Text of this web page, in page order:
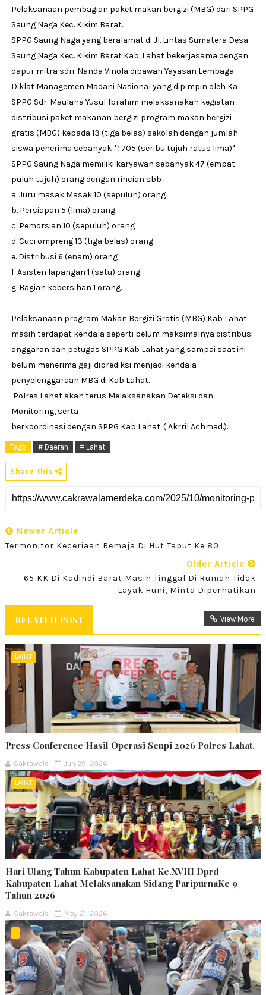
Pelaksanaan pembagian paket makan bergizi (MBG) dari SPPG
Saung Naga Kec. Kikim Barat.
SPPG Saung Naga yang beralamat di Jl. Lintas Sumatera Desa
Saung Naga Kec. Kikim Barat Kab. Lahat bekerjasama dengan
dapur mitra sdri. Nanda Vinola dibawah Yayasan Lembaga
Diklat Managemen Madani Nasional yang dipimpin oleh Ka
SPPG Sdr. Maulana Yusuf Ibrahim melaksanakan kegiatan
distribusi paket makanan bergizi program makan bergizi
gratis (MBG) kepada 13 (tiga belas) sekolah dengan jumlah
siswa penerima sebanyak *1.705 (seribu tujuh ratus lima)*
SPPG Saung Naga memiliki karyawan sebanyak 47 (empat
puluh tujuh) orang dengan rincian sbb :
a. Juru masak Masak 10 (sepuluh) orang
b. Persiapan 5 (lima) orang
c. Pemorsian 10 (sepuluh) orang
d. Cuci ompreng 13 (tiga belas) orang
e. Distribusi 6 (enam) orang
f. Asisten lapangan 1 (satu) orang.
g. Bagian kebersihan 1 orang.
Pelaksanaan program Makan Bergizi Gratis (MBG) Kab Lahat
masih terdapat kendala seperti belum maksimalnya distribusi
anggaran dan petugas SPPG Kab Lahat yang sampai saat ini
belum menerima gaji diprediksi menjadi kendala
penyelenggaraan MBG di Kab Lahat.
Polres Lahat akan terus Melaksanakan Deteksi dan
Monitoring, serta
berkoordinasi dengan SPPG Kab Lahat. ( Akrril Achmad.).
Tags # Daerah # Lahat
Share This
Newer Article
Termonitor Keceriaan Remaja Di Hut Taput Ke 80
Older Article
65 KK Di Kadindi Barat Masih Tinggal Di Rumah Tidak
Layak Huni, Minta Diperhatikan
RELATED POST View More
LAHAT
Press Conference Hasil Operasi Senpi 2026 Polres Lahat.
Cakrawals Jun 29, 2026
LAHAT
Hari Ulang Tahun Kabupaten Lahat Ke.XVIII Dprd
Kabupaten Lahat Melaksanakan Sidang ParipurnaKe 9
Tahun 2026
Cakrawals May 21, 2026
.